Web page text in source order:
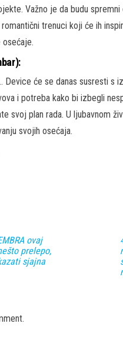
Važno je da budu
trenuci koji će ih
će se danas susresti s
i potreba kako bi izbegli
svoj plan rada. U ljubavnom
svojih osećaja.
ovaj
prelepo,
sjajna